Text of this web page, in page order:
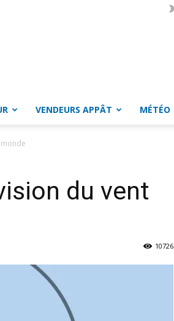
VENDEURS APPÂT MÉTÉO
du vent
10726